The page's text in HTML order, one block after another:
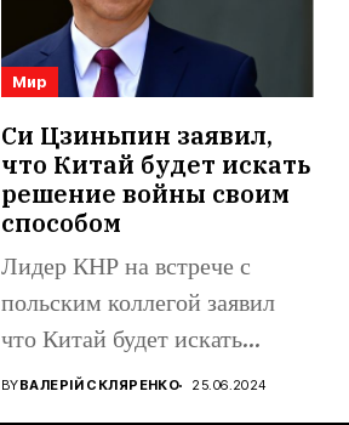
Мир
Си Цзиньпин заявил,
что Китай будет искать
решение войны своим
способом
Лидер КНР на встрече с
польским коллегой заявил
что Китай будет искать...
BYВАЛЕРІЙ СКЛЯРЕНКО 25.06.2024